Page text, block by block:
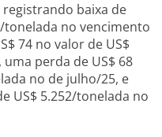
baixa de
tonelada no vencimento
74 no valor de US$
perda de US$ 68
no de julho/25, e
US$ 5.252/tonelada no